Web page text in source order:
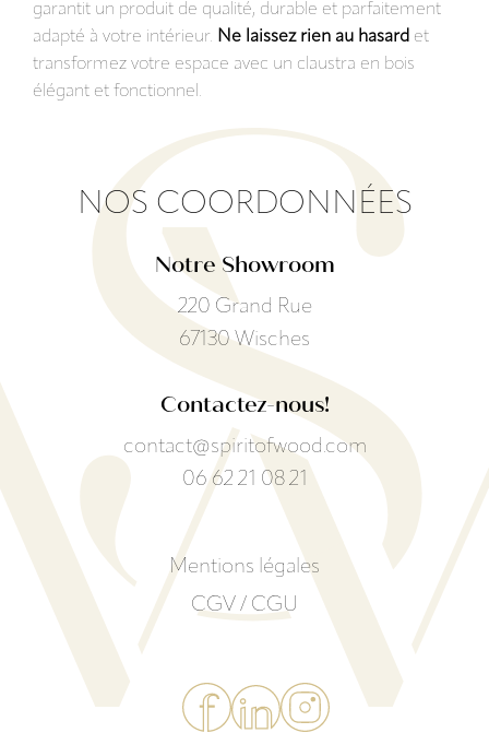
garantit un produit de qualité, durable et parfaitement
adapté à votre intérieur. Ne laissez rien au hasard et
transformez votre espace avec un claustra en bois
élégant et fonctionnel.
NOS COORDONNÉES
Notre Showroom
220 Grand Rue
67130 Wisches
Contactez-nous!
contact@spiritofwood.com
06 62 21 08 21
Mentions légales
CGV / CGU